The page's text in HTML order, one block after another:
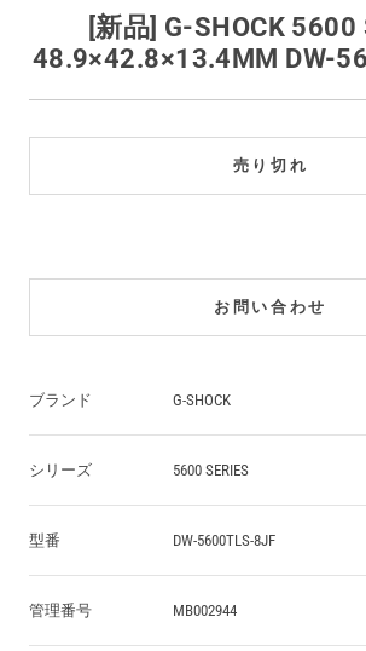
[新品] G-SHOCK 5600
48.9×42.8×13.4MM DW-
売り切れ
お問い合わせ
ブランド G-SHOCK
シリーズ 5600 SERIES
型番 DW-5600TLS-8JF
管理番号 MB002944